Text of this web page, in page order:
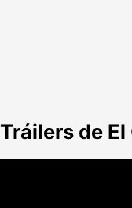
Tráilers de El